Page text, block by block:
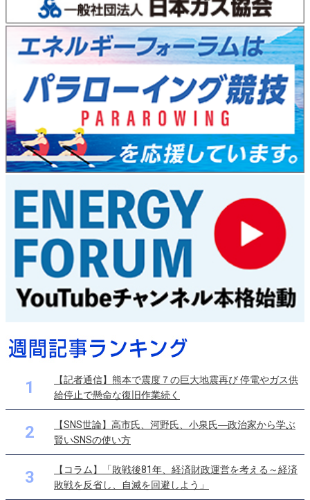
1
【記者通信】熊本で震度７の巨大地震再び 停電やガス供
給停止で懸命な復旧作業続く
2
【SNS世論】高市氏、河野氏、小泉氏―政治家から学ぶ
賢いSNSの使い方
3
【コラム】「敗戦後81年、経済財政運営を考える～経済
敗戦を反省し、自滅を回避しよう」